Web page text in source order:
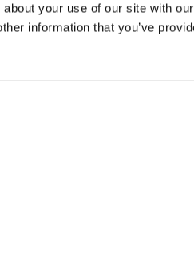
your use of our site with
information that you’ve
melden uns so schnell wie